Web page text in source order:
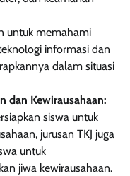
untuk memahami
informasi dan
dalam situasi
dan Kewirausahaan:
siswa untuk
jurusan TKJ juga
untuk
jiwa kewirausahaan.